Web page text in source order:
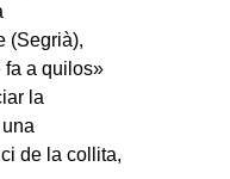
(Segrià),
fa a quilos»
la
de la collita,